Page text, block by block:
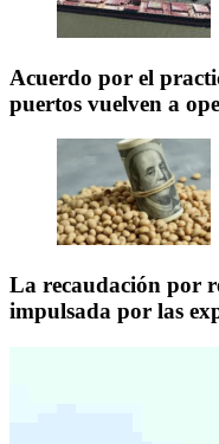
Acuerdo por el
puertos vuelven a
La recaudación por
impulsada por las